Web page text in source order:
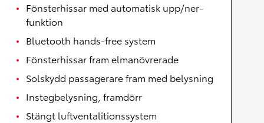
Fönsterhissar med automatisk upp/ner-
funktion
Bluetooth hands-free system
Fönsterhissar fram elmanövrerade
Solskydd passagerare fram med belysning
Instegbelysning, framdörr
Stängt luftventalitionssystem